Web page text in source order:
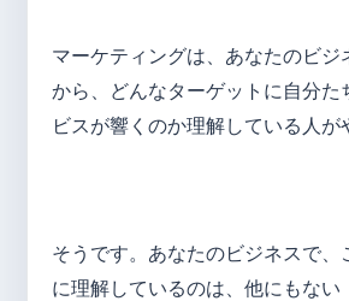
マーケティングは、あなたのビジ
から、どんなターゲットに自分た
ビスが響くのか理解している人が
そうです。あなたのビジネスで、
に理解しているのは、他にもない